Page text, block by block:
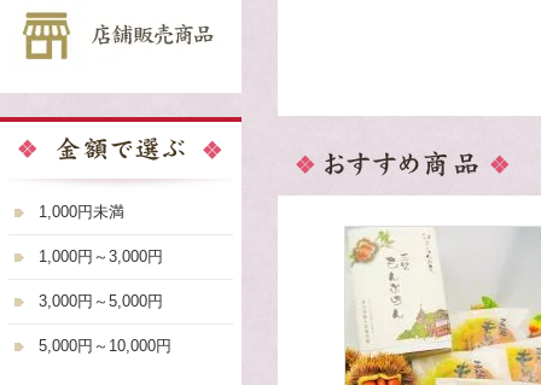
1,000円未満
1,000円～3,000円
3,000円～5,000円
5,000円～10,000円